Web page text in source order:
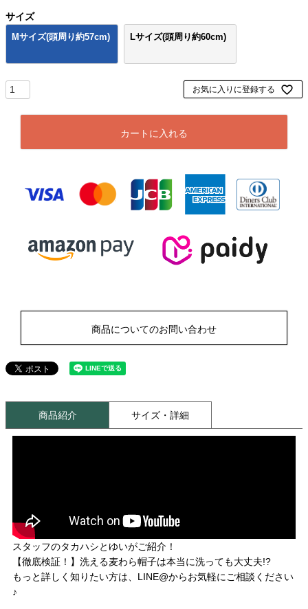
サイズ
Mサイズ(頭周り約57cm) Lサイズ(頭周り約60cm)
お気に入りに登録する
カートに入れる
商品についてのお問い合わせ
商品紹介 サイズ・詳細
スタッフのタカハシとゆいがご紹介！
【徹底検証！】洗える麦わら帽子は本当に洗っても大丈夫!?
もっと詳しく知りたい方は、LINE@からお気軽にご相談ください
♪